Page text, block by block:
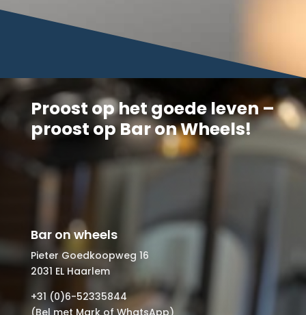
Proost op het goede leven –
proost op Bar on Wheels!
Bar on wheels
Pieter Goedkoopweg 16
2031 EL Haarlem
+31 (0)6-52335844
(Bel met Mark of WhatsApp)